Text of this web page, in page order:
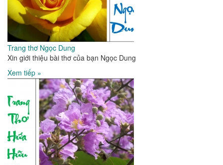
Trang thơ Ngọc Dung
Xin giới thiệu bài thơ của bạn Ngọc Dung
Xem tiếp »